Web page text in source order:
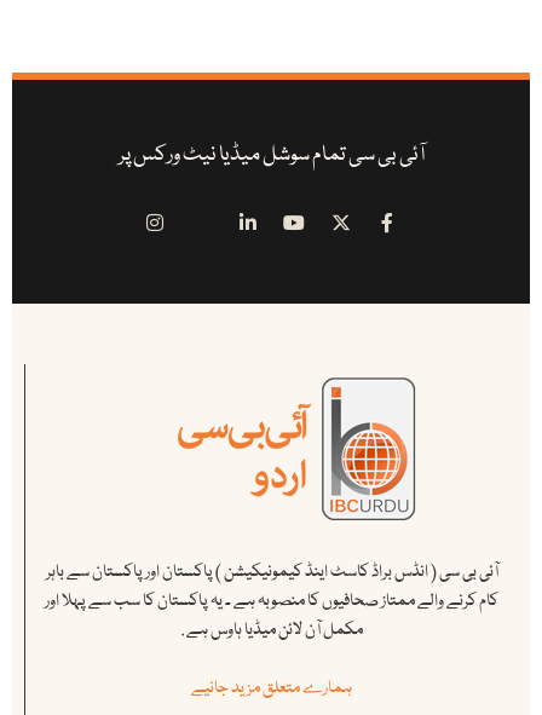
آئی بی سی تمام سوشل میڈیا نیٹ ورکس پر
آئی بی سی ( انڈس براڈ کاسٹ اینڈ کیمونیکیشن ) پاکستان اور پاکستان سے باہر
کام کرنے والے ممتاز صحافیوں کا منصوبہ ہے ۔ یہ پاکستان کا سب سے پہلا اور
مکمل آن لائن میڈیا ہاوس ہے .
ہمارے متعلق مزید جانیے